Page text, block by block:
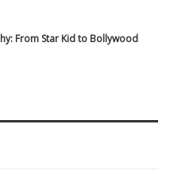
From Star Kid to Bollywood